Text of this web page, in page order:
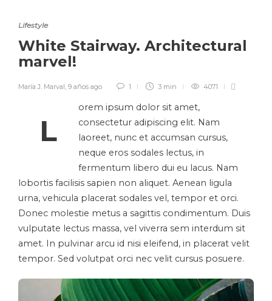
Lifestyle
White Stairway. Architectural
marvel!
María J. Marval, 9 años ago 1 3 min 4071
L
orem ipsum dolor sit amet,
consectetur adipiscing elit. Nam
laoreet, nunc et accumsan cursus,
neque eros sodales lectus, in
fermentum libero dui eu lacus. Nam
lobortis facilisis sapien non aliquet. Aenean ligula
urna, vehicula placerat sodales vel, tempor et orci.
Donec molestie metus a sagittis condimentum. Duis
vulputate lectus massa, vel viverra sem interdum sit
amet. In pulvinar arcu id nisi eleifend, in placerat velit
tempor. Sed volutpat orci nec velit cursus posuere.